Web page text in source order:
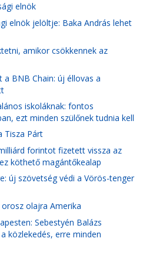
elnök
elnök jelöltje: Baka András lehet
amikor csökkennek az
BNB Chain: új éllovas a
iskoláknak: fontos
ezt minden szülőnek tudnia kell
Tisza Párt
forintot fizetett vissza az
köthető magántőkealap
új szövetség védi a Vörös-tenger
olajra Amerika
Sebestyén Balázs
közlekedés, erre minden